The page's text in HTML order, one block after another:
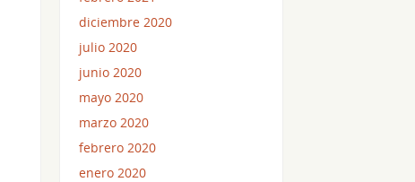
diciembre 2020
julio 2020
junio 2020
mayo 2020
marzo 2020
febrero 2020
enero 2020